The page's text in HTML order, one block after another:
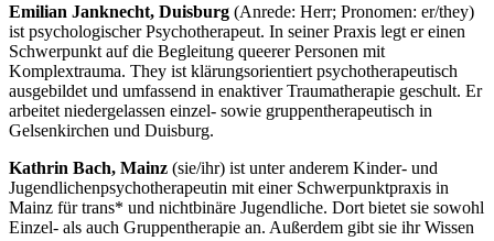
Emilian Janknecht, Duisburg (Anrede: Herr; Pronomen: er/they)
ist psychologischer Psychotherapeut. In seiner Praxis legt er einen
Schwerpunkt auf die Begleitung queerer Personen mit
Komplextrauma. They ist klärungsorientiert psychotherapeutisch
ausgebildet und umfassend in enaktiver Traumatherapie geschult. Er
arbeitet niedergelassen einzel- sowie gruppentherapeutisch in
Gelsenkirchen und Duisburg.
Kathrin Bach, Mainz (sie/ihr) ist unter anderem Kinder- und
Jugendlichenpsychotherapeutin mit einer Schwerpunktpraxis in
Mainz für trans* und nichtbinäre Jugendliche. Dort bietet sie sowohl
Einzel- als auch Gruppentherapie an. Außerdem gibt sie ihr Wissen